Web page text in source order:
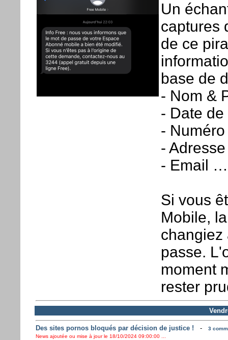
Un
captures
de ce
base de
- Nom &
- Date
-
-
- Email …
Si vous
Mobile,
changiez
passe.
moment
rester
Des sites pornos bloqués par décision de justice ! -
3
News ajoutée ou mise à jour le 18/10/2024 09:00:00 ...